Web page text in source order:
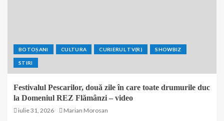
BOTOȘANI CULTURA CURIERUL TV(R) SHOWBIZ
STIRI
Festivalul Pescarilor, două zile în care toate drumurile duc
la Domeniul REZ Flămânzi – video
iulie 31, 2026 Marian Morosan